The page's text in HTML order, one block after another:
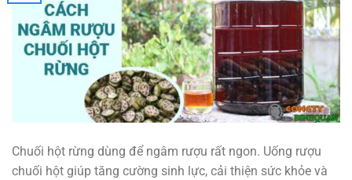
Chuối hột rừng dùng để ngâm rượu rất ngon. Uống rượu
chuối hột giúp tăng cường sinh lực, cải thiện sức khỏe và